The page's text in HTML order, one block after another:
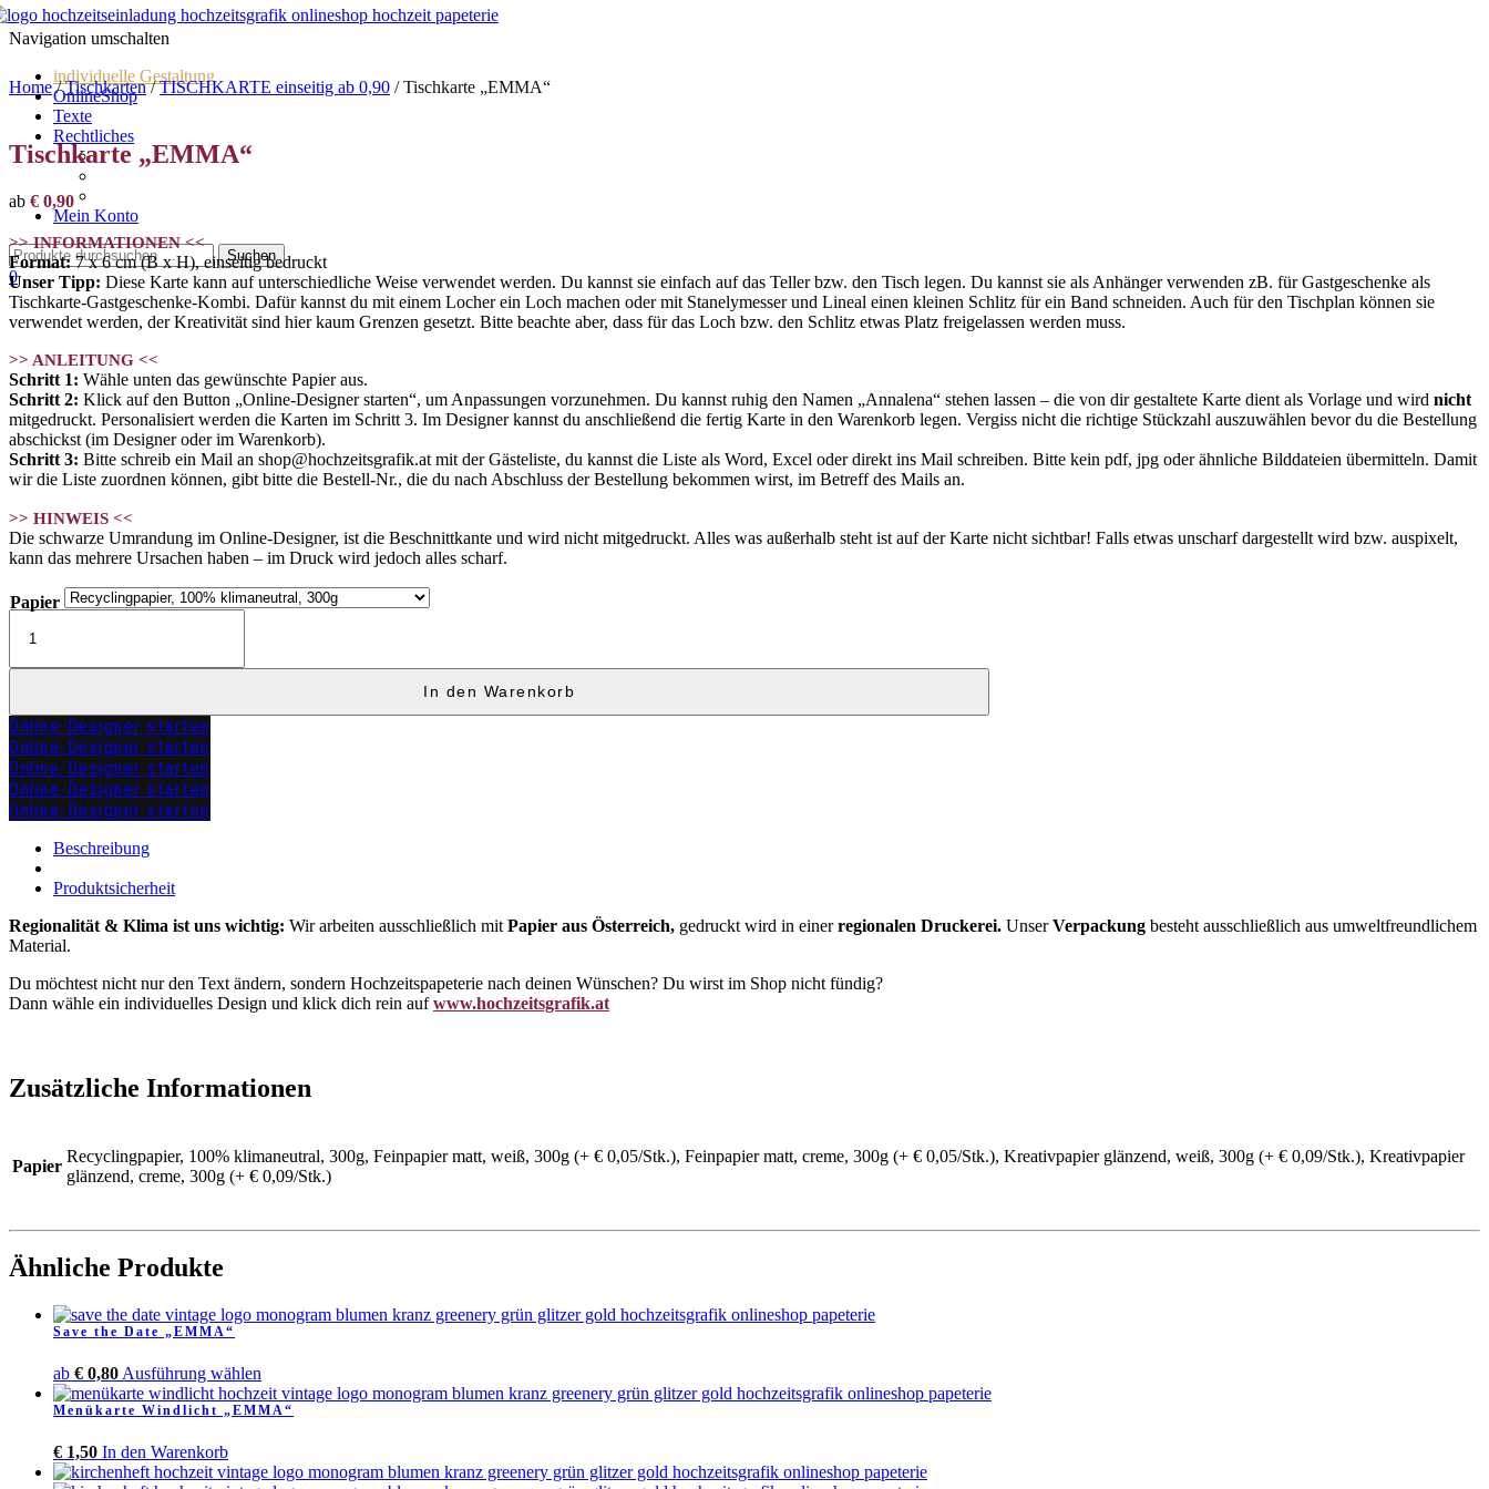
Navigation umschalten
individuelle Gestaltung
OnlineShop
Texte
Rechtliches
Impressum
Mein Konto
0
Home/Tischkarten/TISCHKARTE einseitig ab 0,90 / Tischkarte „EMMA“
Tischkarte „EMMA“
ab € 0,90
zuzügl.Versandkosten
>> INFORMATIONEN <<
Format:7 x 6 cm (B x H), einseitig bedruckt
Unser Tipp: Diese Karte kann auf unterschiedliche Weise verwendet werden. Du kannst sie einfach auf das Teller bzw. den Tisch legen. Du kannst sie als Anhänger verwenden zB. für Gastgeschenke als
Tischkarte-Gastgeschenke-Kombi. Dafür kannst du mit einem Locher ein Loch machen oder mit Stanelymesser und Lineal einen kleinen Schlitz für ein Band schneiden. Auch für den Tischplan können sie
verwendet werden, der Kreativität sind hier kaum Grenzen gesetzt. Bitte beachte aber, dass für das Loch bzw. den Schlitz etwas Platz freigelassen werden muss.
>> ANLEITUNG <<
Schritt 1: Wähle unten das gewünschte Papier aus.
Schritt 2: Klick auf den Button „Online-Designer starten“, um Anpassungen vorzunehmen. Du kannst ruhig den Namen „Annalena“ stehen lassen – die von dir gestaltete Karte dient als Vorlage und wird nicht
mitgedruckt. Personalisiert werden die Karten im Schritt 3. Im Designer kannst du anschließend die fertig Karte in den Warenkorb legen. Vergiss nicht die richtige Stückzahl auszuwählen bevor du die Bestellung
abschickst (im Designer oder im Warenkorb).
Schritt 3: Bitte schreib ein Mail an shop@hochzeitsgrafik.at mit der Gästeliste, du kannst die Liste als Word, Excel oder direkt ins Mail schreiben. Bitte kein pdf, jpg oder ähnliche Bilddateien übermitteln. Damit
wir die Liste zuordnen können, gibt bitte die Bestell-Nr., die du nach Abschluss der Bestellung bekommen wirst, im Betreff des Mails an.
>> HINWEIS <<
Die schwarze Umrandung im Online-Designer, ist die Beschnittkante und wird nicht mitgedruckt. Alles was außerhalb steht ist auf der Karte nicht sichtbar! Falls etwas unscharf dargestellt wird bzw. auspixelt,
kann das mehrere Ursachen haben – im Druck wird jedoch alles scharf.
Papier
Tischkarte
"EMMA"
In den Warenkorb
Online-Designer starten
Online-Designer starten
Online-Designer starten
Online-Designer starten
Online-Designer starten
Beschreibung
Produktsicherheit
Regionalität & Klima ist uns wichtig: Wir arbeiten ausschließlich mit Papier aus Österreich, gedruckt wird in einerregionalen Druckerei. UnserVerpackung besteht ausschließlich aus umweltfreundlichem
Material.
Du möchtest nicht nur den Text ändern, sondern Hochzeitspapeterie nach deinen Wünschen? Du wirst im Shop nicht fündig?
Dann wähle ein individuelles Design und klick dich rein aufwww.hochzeitsgrafik.at
Zusätzliche Informationen
Papier
Recyclingpapier, 100% klimaneutral, 300g, Feinpapier matt, weiß, 300g (+ € 0,05/Stk.), Feinpapier matt, creme, 300g (+ € 0,05/Stk.), Kreativpapier glänzend, weiß, 300g (+ € 0,09/Stk.), Kreativpapier
glänzend, creme, 300g (+ € 0,09/Stk.)
Ähnliche Produkte
Save the Date „EMMA“
ab € 0,80 Ausführung wählen
Produkt
weist
auf.
Menükarte Windlicht „EMMA“
€ 1,50 In den Warenkorb